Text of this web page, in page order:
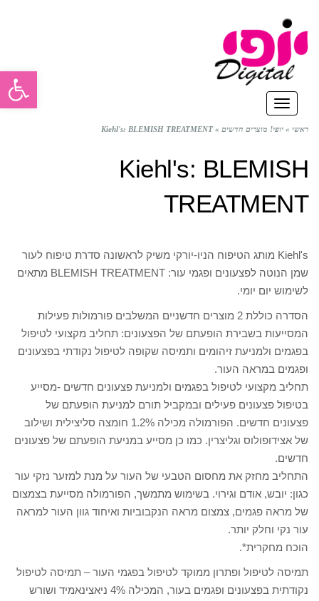
תפריט
ראשי » יופי! מוצרים חדשים »
Kiehl's: BLEMISH TREATMENT
Kiehl's: BLEMISH
TREATMENT
Kiehl's מותג הטיפוח הניו-יורקי משיק לראשונה סדרת טיפוח לעור
שמן הנוטה לפצעונים ופגמי עור: BLEMISH TREATMENT מתאים
לשימוש יום יומי.
הסדרה כוללת 2 מוצרים חדשניים המשלבים פורמולות פעילות
המסייעות בשבירת הופעתם של הפצעונים: תחליב מקצועי לטיפול
בפגמים ולמניעת זיהומים ותמיסה שקופה לטיפול נקודתי בפצעונים
ופגמים במראה העור.
תחליב מקצועי לטיפול בפגמים ולמניעת פצעונים חדשים -מסייע
בטיפול פצעונים פעילים ובמקביל תורם למניעת הופעתם של
פצעונים חדשים. הפורמולה מכילה 1.2% חומצה סליצילית ושילוב
של אצידופולוס וגליצרין. כמו כן מסייע במניעת הופעתם של פצעונים
חדשים.
התחליב מחזק את מחסום הטבעי של העור על מנת למזער נזקי עור
כגון: יובש, אודם וגירוי. בשימוש מתמשך, הפורמולה מסייעת בצמצום
של מראה פגמים, צמצום מראה הנקבוביות ואיחוד גוון העור למראה
עור נקי וחלק יותר.
הוכח מחקרית*.
תמיסה לטיפול ופתרון ממוקד לטיפול בפגמי העור – תמיסה לטיפול
נקודתית בפצעונים ופגמים בעור, המכילה 4% ניאצינאמיד ושורש
פתח